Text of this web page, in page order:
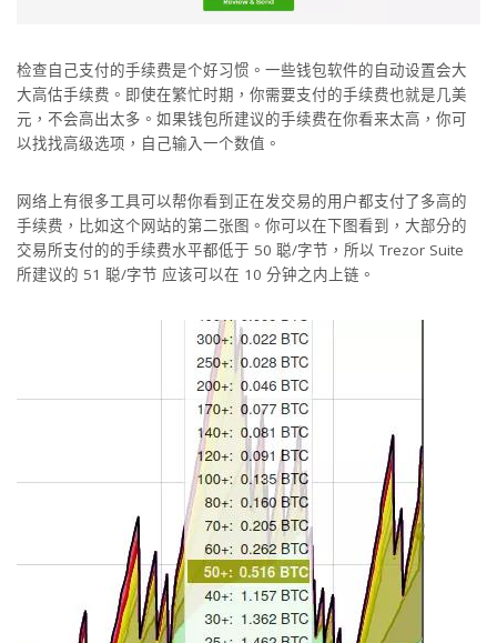
检查自己支付的手续费是个好习惯。一些钱包软件的自动设置会大
大高估手续费。即使在繁忙时期，你需要支付的手续费也就是几美
元，不会高出太多。如果钱包所建议的手续费在你看来太高，你可
以找找高级选项，自己输入一个数值。
网络上有很多工具可以帮你看到正在发交易的用户都支付了多高的
手续费，比如这个网站的第二张图。你可以在下图看到，大部分的
交易所支付的的手续费水平都低于 50 聪/字节，所以 Trezor Suite
所建议的 51 聪/字节 应该可以在 10 分钟之内上链。